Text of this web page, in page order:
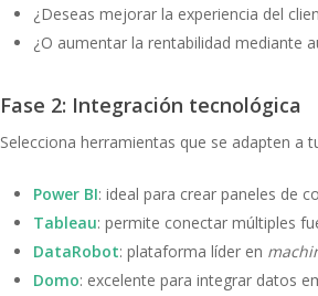
¿Deseas mejorar la experiencia del
¿O aumentar la rentabilidad mediante
Fase 2: Integración tecnológica
Selecciona herramientas que se adapten a
Power BI: ideal para crear paneles de
Tableau: permite conectar múltiples
DataRobot: plataforma líder en
Domo: excelente para integrar datos